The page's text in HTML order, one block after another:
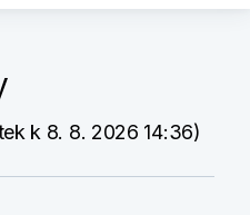
k 8. 8. 2026 14:36)